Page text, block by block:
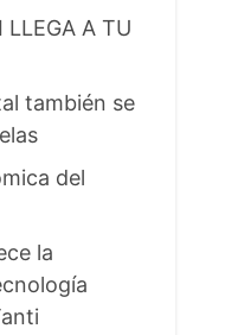
LLEGA A TU
también se
del
la